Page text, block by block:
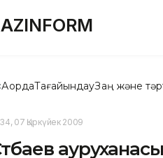
АқордаТағайындауЗаң және
07 Қыркүйек 2009